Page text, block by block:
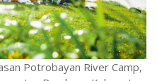
Potrobayan River Camp,